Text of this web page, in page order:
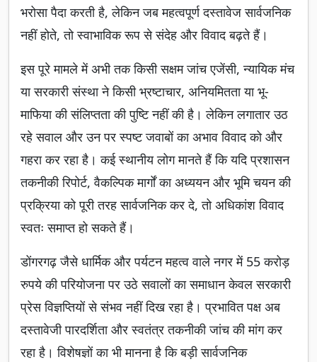
भरोसा पैदा करती है, लेकिन जब महत्वपूर्ण दस्तावेज सार्वजनिक
नहीं होते, तो स्वाभाविक रूप से संदेह और विवाद बढ़ते हैं।
इस पूरे मामले में अभी तक किसी सक्षम जांच एजेंसी, न्यायिक मंच
या सरकारी संस्था ने किसी भ्रष्टाचार, अनियमितता या भू-
माफिया की संलिप्तता की पुष्टि नहीं की है। लेकिन लगातार उठ
रहे सवाल और उन पर स्पष्ट जवाबों का अभाव विवाद को और
गहरा कर रहा है। कई स्थानीय लोग मानते हैं कि यदि प्रशासन
तकनीकी रिपोर्ट, वैकल्पिक मार्गों का अध्ययन और भूमि चयन की
प्रक्रिया को पूरी तरह सार्वजनिक कर दे, तो अधिकांश विवाद
स्वतः समाप्त हो सकते हैं।
डोंगरगढ़ जैसे धार्मिक और पर्यटन महत्व वाले नगर में 55 करोड़
रुपये की परियोजना पर उठे सवालों का समाधान केवल सरकारी
प्रेस विज्ञप्तियों से संभव नहीं दिख रहा है। प्रभावित पक्ष अब
दस्तावेजी पारदर्शिता और स्वतंत्र तकनीकी जांच की मांग कर
रहा है। विशेषज्ञों का भी मानना है कि बड़ी सार्वजनिक